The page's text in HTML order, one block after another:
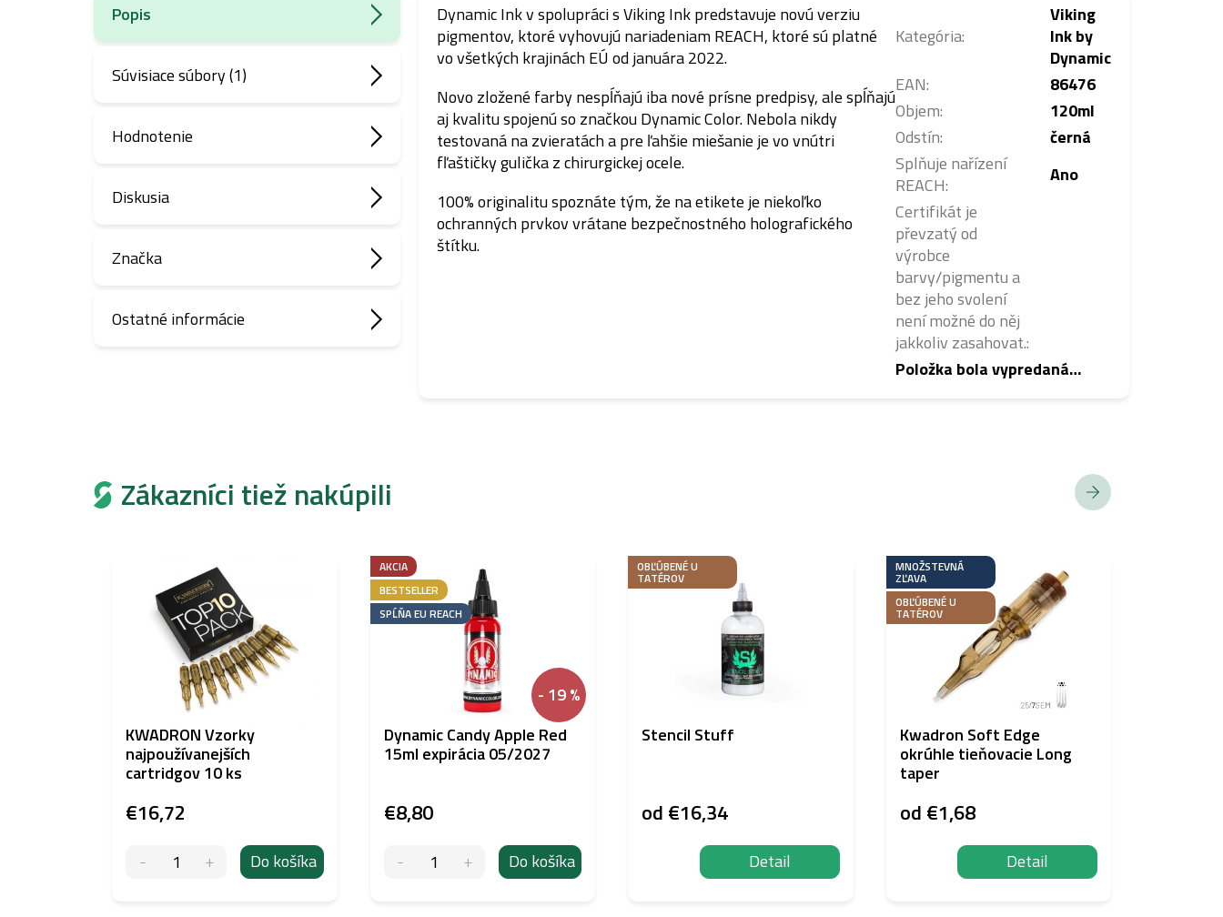
Popis
Súvisiace súbory (1)
Hodnotenie
Diskusia
Značka
Ostatné informácie
Dynamic Ink v spolupráci s Viking Ink predstavuje novú verziu
pigmentov, ktoré vyhovujú nariadeniam REACH, ktoré sú platné
vo všetkých krajinách EÚ od januára 2022.
Novo zložené farby nespĺňajú iba nové prísne predpisy, ale spĺňajú
aj kvalitu spojenú so značkou Dynamic Color. Nebola nikdy
testovaná na zvieratách a pre ľahšie miešanie je vo vnútri
fľaštičky gulička z chirurgickej ocele.
100% originalitu spoznáte tým, že na etikete je niekoľko
ochranných prvkov vrátane bezpečnostného holografického
štítku.
Kategória:
Viking
Ink by
Dynamic
EAN:
86476
Objem:
120ml
Odstín:
černá
Splňuje nařízení
REACH:
Ano
Certifikát je
převzatý od
výrobce
barvy/pigmentu a
bez jeho svolení
není možné do něj
jakkoliv zasahovat.:
Položka bola vypredaná…
Zákazníci tiež nakúpili
KWADRON Vzorky
najpoužívanejších
cartridgov 10 ks
€16,72
Do košíka
- 19 %
AKCIA
BESTSELLER
SPĹŇA EU REACH
Dynamic Candy Apple Red
15ml expirácia 05/2027
€8,80
Do košíka
OBĽÚBENÉ U
TATÉROV
Stencil Stuff
od €16,34
Detail
MNOŽSTEVNÁ
ZĽAVA
OBĽÚBENÉ U
TATÉROV
Kwadron Soft Edge
okrúhle tieňovacie Long
taper
od €1,68
Detail